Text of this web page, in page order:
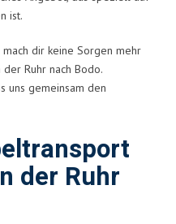
ist.
dir keine Sorgen mehr
Ruhr nach Bodo.
uns gemeinsam den
der Ruhr